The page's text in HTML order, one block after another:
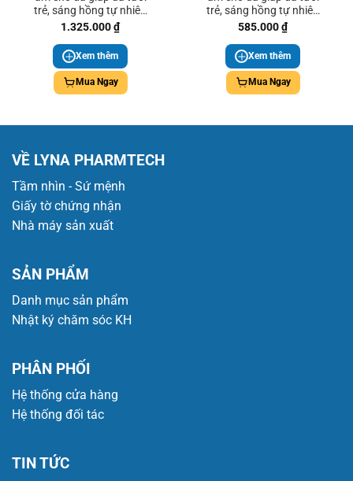
trẻ, sáng hồng tự nhiên
KGK Squalene 1000mg
1.325.000₫
Xem thêm
Mua Ngay
trẻ, sáng hồng tự nhiên
KGK Squalene 1000mg
(30 viên)
585.000₫
Xem thêm
Mua Ngay
VỀ LYNA PHARMTECH
Tầm nhìn - Sứ mệnh
Giấy tờ chứng nhận
Nhà máy sản xuất
SẢN PHẨM
Danh mục sản phẩm
Nhật ký chăm sóc KH
PHÂN PHỐI
Hệ thống cửa hàng
Hệ thống đối tác
TIN TỨC